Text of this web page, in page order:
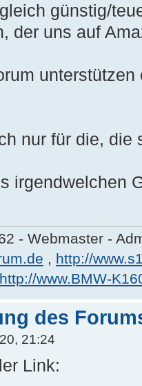
günstig/
der uns auf
nur für die,
irgendwelchen
- Webmaster -
, http://
http://www.BMW-
des
21:24
Link: